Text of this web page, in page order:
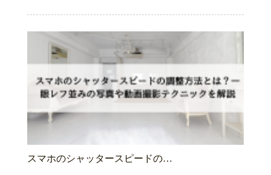
スマホのシャッタースピードの…